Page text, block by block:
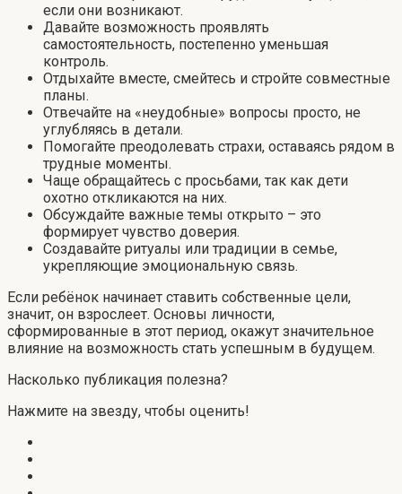
если они возникают.
Давайте возможность проявлять
самостоятельность, постепенно уменьшая
контроль.
Отдыхайте вместе, смейтесь и стройте совместные
планы.
Отвечайте на «неудобные» вопросы просто, не
углубляясь в детали.
Помогайте преодолевать страхи, оставаясь рядом в
трудные моменты.
Чаще обращайтесь с просьбами, так как дети
охотно откликаются на них.
Обсуждайте важные темы открыто – это
формирует чувство доверия.
Создавайте ритуалы или традиции в семье,
укрепляющие эмоциональную связь.
Если ребёнок начинает ставить собственные цели,
значит, он взрослеет. Основы личности,
сформированные в этот период, окажут значительное
влияние на возможность стать успешным в будущем.
Насколько публикация полезна?
Нажмите на звезду, чтобы оценить!